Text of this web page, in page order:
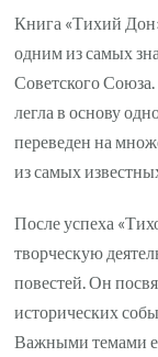
Книга «Тихий
одним из самых
Советского
легла в основу
переведен на
из самых
После успеха
творческую
повестей. Он
исторических
Важными темами